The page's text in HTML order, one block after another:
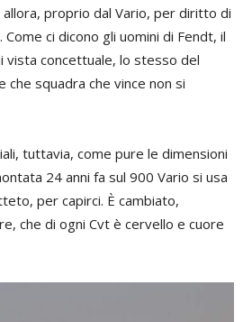
proprio dal Vario, per diritto di
ci dicono gli uomini di Fendt, il
vista concettuale, lo stesso del
che squadra che vince non si
tuttavia, come pure le dimensioni
24 anni fa sul 900 Vario si usa
per capirci. È cambiato,
che di ogni Cvt è cervello e cuore